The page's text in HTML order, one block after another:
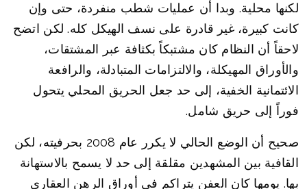
لكنها محلية. وبدا أن عمليات شطب منفردة، حتى وإن
كانت كبيرة، غير قادرة على نسف الهيكل كله. لكن اتضح
لاحقاً أن النظام كان مشتبكاً بكثافة عبر المشتقات،
والأوراق المهيكلة، والالتزامات المتبادلة، والرافعة
الائتمانية الخفية، إلى حد جعل الحريق المحلي يتحول
فوراً إلى حريق شامل.
صحيح أن الوضع الحالي لا يكرر عام 2008 بحرفيته، لكن
القافية بين المشهدين مقلقة إلى حد لا يسمح بالاستهانة
بها. يومها كان العفن يتراكم في أوراق الرهن العقاري